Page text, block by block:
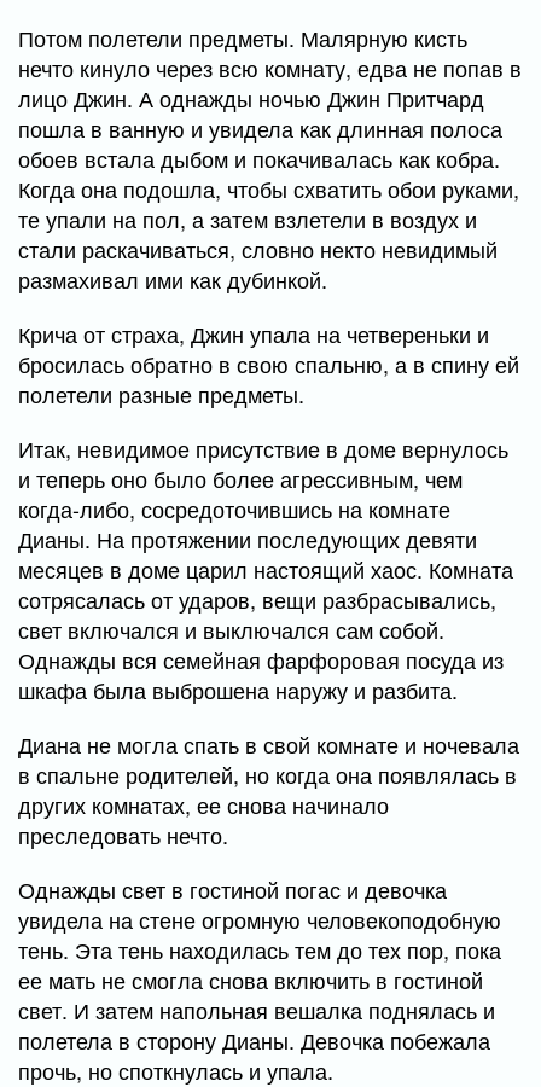
Потом полетели предметы. Малярную кисть
нечто кинуло через всю комнату, едва не попав в
лицо Джин. А однажды ночью Джин Притчард
пошла в ванную и увидела как длинная полоса
обоев встала дыбом и покачивалась как кобра.
Когда она подошла, чтобы схватить обои руками,
те упали на пол, а затем взлетели в воздух и
стали раскачиваться, словно некто невидимый
размахивал ими как дубинкой.
Крича от страха, Джин упала на четвереньки и
бросилась обратно в свою спальню, а в спину ей
полетели разные предметы.
Итак, невидимое присутствие в доме вернулось
и теперь оно было более агрессивным, чем
когда-либо, сосредоточившись на комнате
Дианы. На протяжении последующих девяти
месяцев в доме царил настоящий хаос. Комната
сотрясалась от ударов, вещи разбрасывались,
свет включался и выключался сам собой.
Однажды вся семейная фарфоровая посуда из
шкафа была выброшена наружу и разбита.
Диана не могла спать в свой комнате и ночевала
в спальне родителей, но когда она появлялась в
других комнатах, ее снова начинало
преследовать нечто.
Однажды свет в гостиной погас и девочка
увидела на стене огромную человекоподобную
тень. Эта тень находилась тем до тех пор, пока
ее мать не смогла снова включить в гостиной
свет. И затем напольная вешалка поднялась и
полетела в сторону Дианы. Девочка побежала
прочь, но споткнулась и упала.